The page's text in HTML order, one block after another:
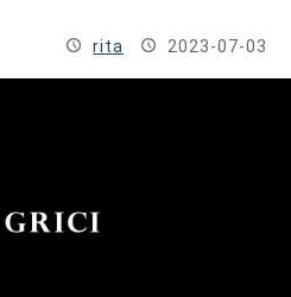
rita 2023-07-03